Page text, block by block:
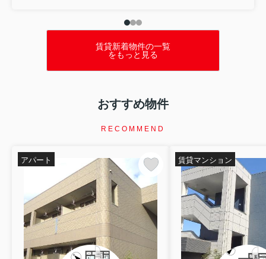
賃貸新着物件の一覧
をもっと見る
おすすめ物件
RECOMMEND
アパート 賃貸マンション